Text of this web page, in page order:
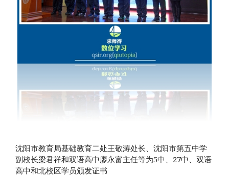
沈阳市教育局基础教育二处王敬涛处长、沈阳市第五中学
副校长梁君祥和双语高中廖永富主任等为5中、27中、双语
高中和北校区学员颁发证书